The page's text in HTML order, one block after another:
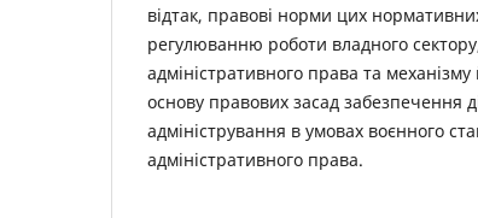
відтак, правові норми цих
регулюванню роботи владного
адміністративного права та
основу правових засад забезпечення
адміністрування в умовах воєнного
адміністративного права.